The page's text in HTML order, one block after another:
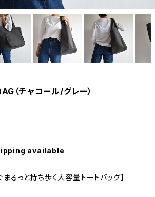
（チャコール/グレー）
available
まるっと持ち歩く大容量トートバッグ】